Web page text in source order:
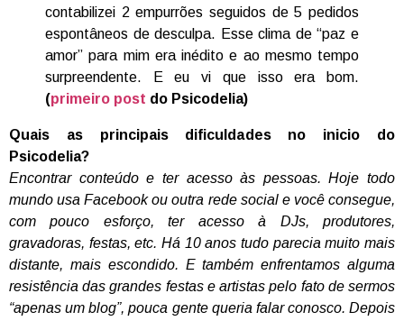
contabilizei 2 empurrões seguidos de 5 pedidos
espontâneos de desculpa. Esse clima de “paz e
amor” para mim era inédito e ao mesmo tempo
surpreendente. E eu vi que isso era bom.
(primeiro post do Psicodelia)
Quais as principais dificuldades no inicio do
Psicodelia?
Encontrar conteúdo e ter acesso às pessoas. Hoje todo
mundo usa Facebook ou outra rede social e você consegue,
com pouco esforço, ter acesso à DJs, produtores,
gravadoras, festas, etc. Há 10 anos tudo parecia muito mais
distante, mais escondido. E também enfrentamos alguma
resistência das grandes festas e artistas pelo fato de sermos
“apenas um blog”, pouca gente queria falar conosco. Depois